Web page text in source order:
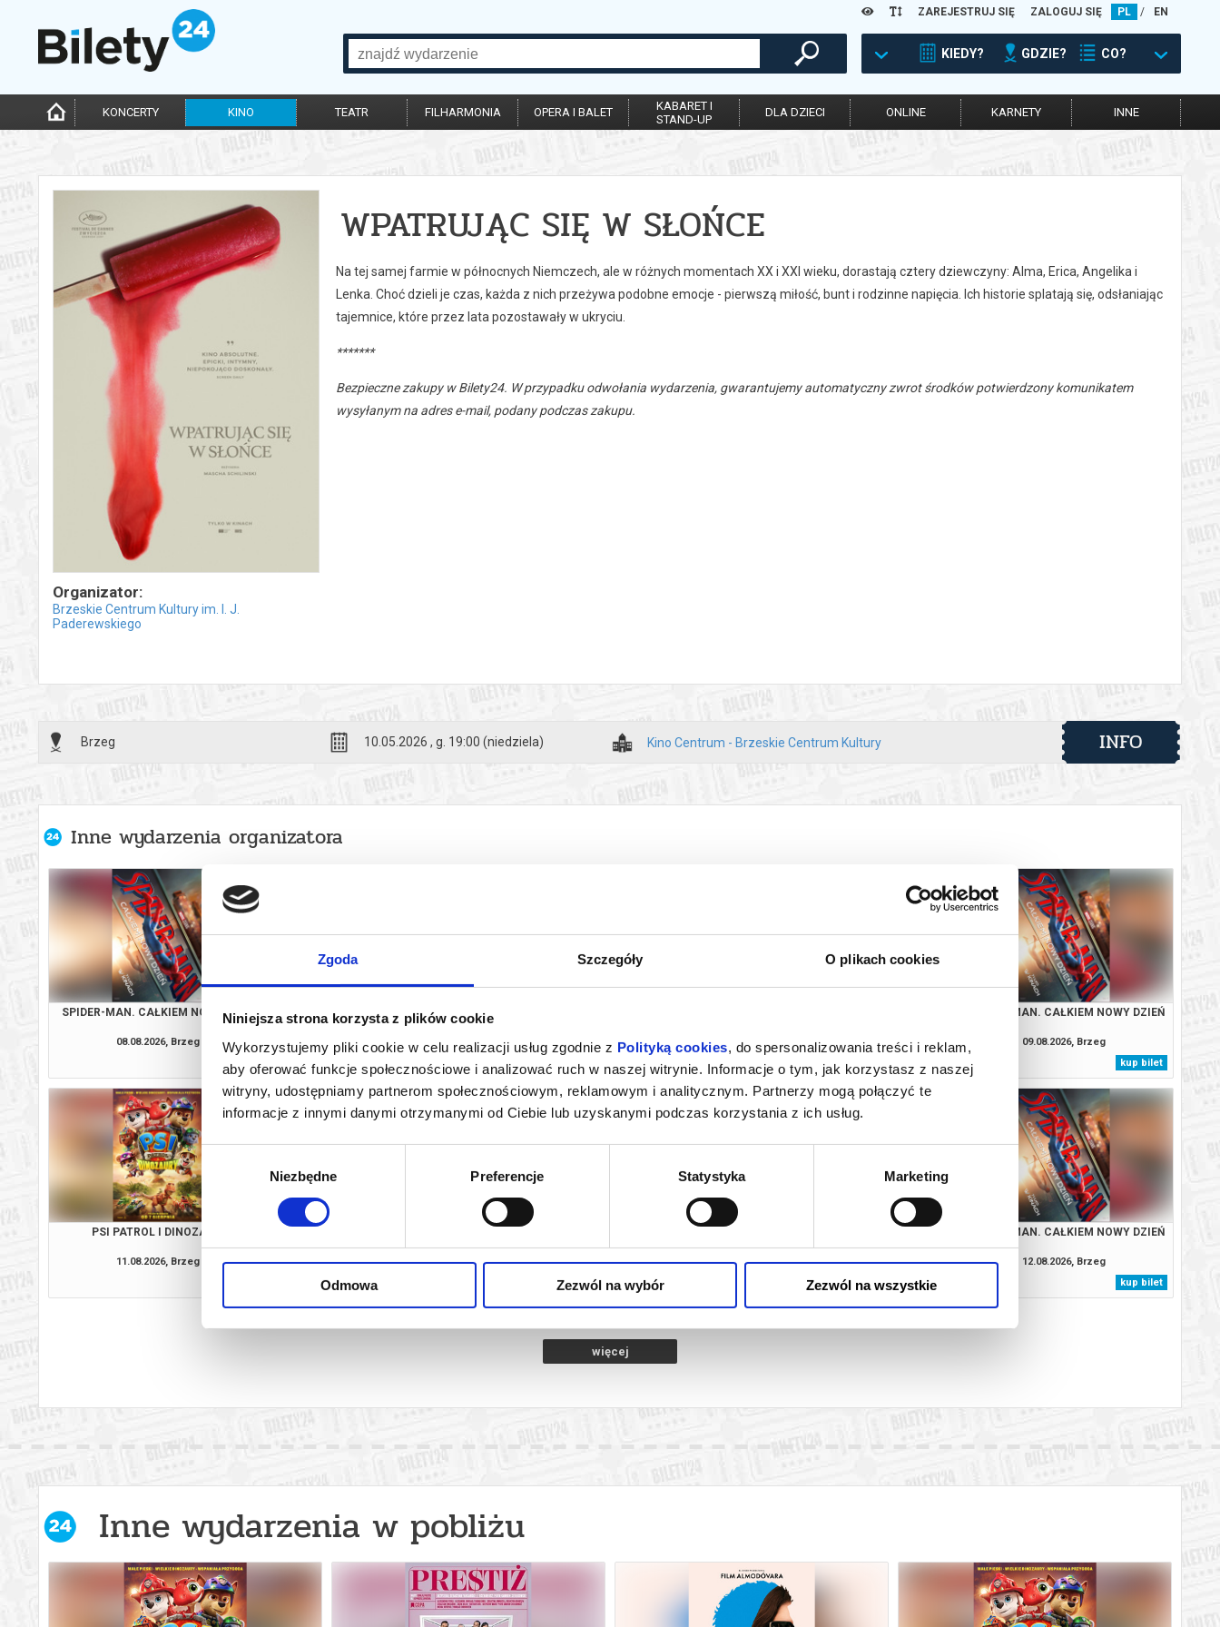
Zgoda Szczegóły O plikach cookies
Niniejsza strona korzysta z plików cookie
Wykorzystujemy pliki cookie w celu realizacji usług zgodnie z Polityką cookies, do spersonalizowania treści i reklam,
aby oferować funkcje społecznościowe i analizować ruch w naszej witrynie. Informacje o tym, jak korzystasz z naszej
witryny, udostępniamy partnerom społecznościowym, reklamowym i analitycznym. Partnerzy mogą połączyć te
informacje z innymi danymi otrzymanymi od Ciebie lub uzyskanymi podczas korzystania z ich usług.
Wybór
zgody
Niezbędne Preferencje Statystyka Marketing
Odmowa Zezwól na wybór Zezwól na wszystkie
ZAREJESTRUJ SIĘ ZALOGUJ SIĘ PL / EN
KIEDY? GDZIE? CO?
KONCERTY KINO TEATR FILHARMONIA OPERA I BALET
KABARET I
STAND-UP
DLA DZIECI ONLINE KARNETY INNE
Organizator:
Brzeskie Centrum Kultury im. I. J.
Paderewskiego
WPATRUJĄC SIĘ W SŁOŃCE
Na tej samej farmie w północnych Niemczech, ale w różnych momentach XX i XXI wieku, dorastają cztery dziewczyny: Alma, Erica, Angelika i
Lenka. Choć dzieli je czas, każda z nich przeżywa podobne emocje - pierwszą miłość, bunt i rodzinne napięcia. Ich historie splatają się, odsłaniając
tajemnice, które przez lata pozostawały w ukryciu.
*******
Bezpieczne zakupy w Bilety24. W przypadku odwołania wydarzenia, gwarantujemy automatyczny zwrot środków potwierdzony komunikatem
wysyłanym na adres e-mail, podany podczas zakupu.
Brzeg 10.05.2026 , g. 19:00 (niedziela) Kino Centrum - Brzeskie Centrum Kultury INFO
Inne wydarzenia organizatora
SPIDER-MAN. CAŁKIEM NOWY DZIEŃ
08.08.2026, Brzeg
kup bilet
SPIDER-MAN. CAŁKIEM NOWY DZIEŃ
08.08.2026, Brzeg
kup bilet
09.08.2026, Brzeg
kup bilet
09.08.2026, Brzeg
SPIDER-MAN. CAŁKIEM NOWY DZIEŃ
09.08.2026, Brzeg
kup bilet
PSI PATROL I DINOZAURY
11.08.2026, Brzeg
11.08.2026, Brzeg
11.08.2026, Brzeg
12.08.2026, Brzeg
kup bilet
SPIDER-MAN. CAŁKIEM NOWY DZIEŃ
12.08.2026, Brzeg
kup bilet
więcej
Inne wydarzenia w pobliżu